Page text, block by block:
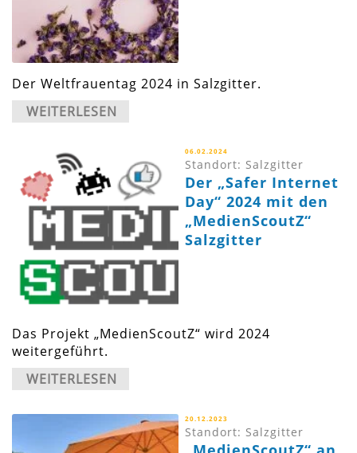
Der Weltfrauentag 2024 in Salzgitter.
WEITERLESEN
06.02.2024
Standort: Salzgitter
Der „Safer Internet
Day“ 2024 mit den
„MedienScoutZ“
Salzgitter
Das Projekt „MedienScoutZ“ wird 2024
weitergeführt.
WEITERLESEN
20.12.2023
Standort: Salzgitter